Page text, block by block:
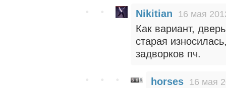
Nikitian 16 мая
Как вариант,
старая
задворков пч.
horses 16 мая